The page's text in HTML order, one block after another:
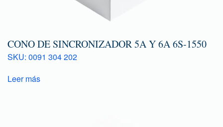
CONO DE SINCRONIZADOR 5A Y 6A 6S-1550
SKU: 0091 304 202
Leer más